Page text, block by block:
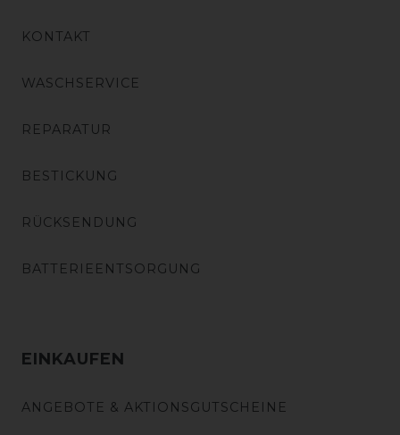
KONTAKT
WASCHSERVICE
REPARATUR
BESTICKUNG
RÜCKSENDUNG
BATTERIEENTSORGUNG
EINKAUFEN
ANGEBOTE & AKTIONSGUTSCHEINE